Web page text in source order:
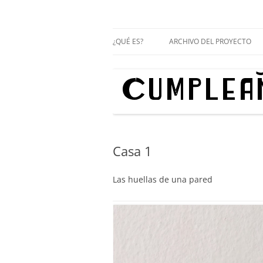
¿QUÉ ES? ARCHIVO DEL PROYECTO
CERVANTES, 2
Casa 1
Las huellas de una pared